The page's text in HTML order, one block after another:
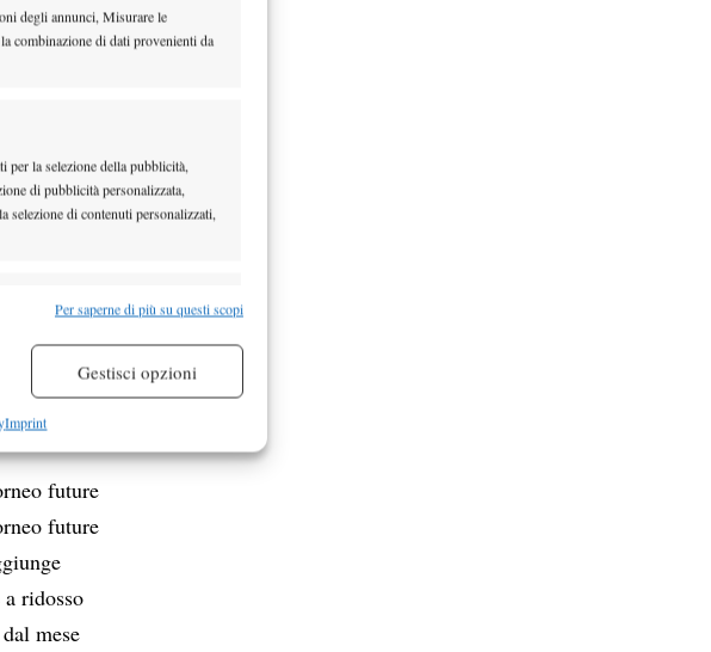
degli annunci, Misurare le
combinazione di dati provenienti da
la selezione della pubblicità,
di pubblicità personalizzata,
selezione di contenuti personalizzati,
errori,
le
Sempre attivo
Per saperne di più su questi scopi
Gestisci opzioni
Imprint
future
future
ridosso
mese